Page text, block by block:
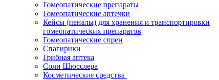
Гомеопатические препараты
Гомеопатические аптечки
Кейсы (пеналы) для хранения и транспортировки
гомеопатических препаратов
Гомеопатические спреи
Спагирики
Грибная аптека
Соли Шюсслера
Косметические средства